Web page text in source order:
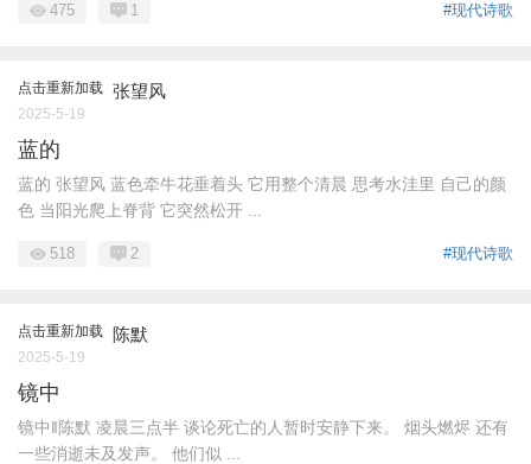
#现代诗歌
475 1
点击重新加载 张望风
2025-5-19
蓝的
蓝的 张望风 蓝色牵牛花垂着头 它用整个清晨 思考水洼里 自己的颜
色 当阳光爬上脊背 它突然松开 ...
#现代诗歌
518 2
点击重新加载 陈默
2025-5-19
镜中
镜中‖陈默 凌晨三点半 谈论死亡的人暂时安静下来。 烟头燃烬 还有
一些消逝未及发声。 他们似 ...